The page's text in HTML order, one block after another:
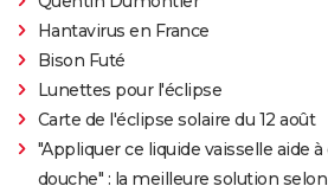
Hantavirus en France
Bison Futé
Lunettes pour l'éclipse
Carte de l'éclipse solaire du 12 août
"Appliquer ce liquide vaisselle aide
douche" : la meilleure solution